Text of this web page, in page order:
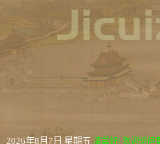
2026年8月7日 星期五 凌晨好! 欢迎访问集